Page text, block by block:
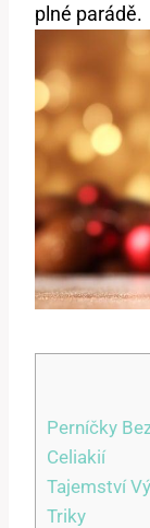
plné parádě.
Perníčky
Celiakií
Tajemství
Triky